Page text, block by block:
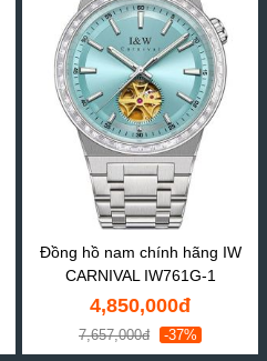
Đồng hồ nam chính hãng IW
CARNIVAL IW761G-1
4,850,000đ
7,657,000đ -37%